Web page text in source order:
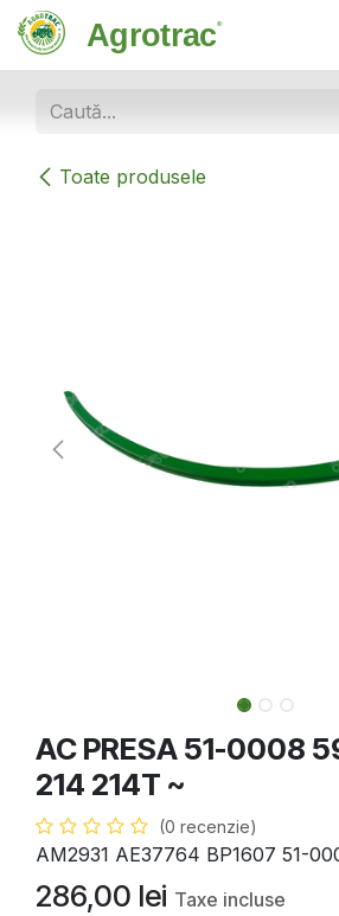
Sari la conținut
Toate produsele
AC PRESA 51-0008
214 214T ~
(0 recenzie)
AM2931 AE37764 BP1607 51-
286,00 lei Taxe incluse